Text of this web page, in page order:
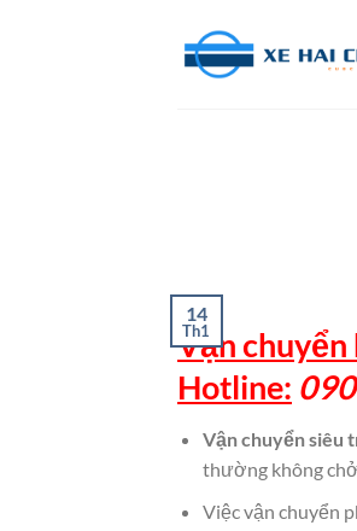
14
Th1
Vận
Hotline:
Vận chuyển siêu
thường không
Việc vận chuyển